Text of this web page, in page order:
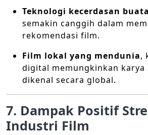
Teknologi kecerdasan
semakin canggih dalam
rekomendasi film.
Film lokal yang mendunia,
digital memungkinkan karya
dikenal secara global.
7. Dampak Positif
Industri Film